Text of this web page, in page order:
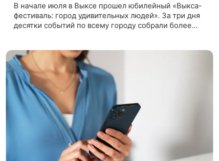
В начале июля в Выксе прошел юбилейный «Выкса-
фестиваль: город удивительных людей». За три дня
десятки событий по всему городу собрали более